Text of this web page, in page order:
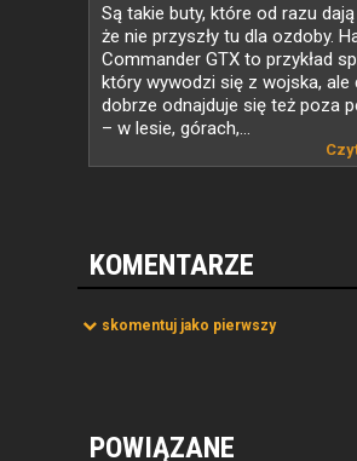
Są takie buty, które od razu
że nie przyszły tu dla ozdoby.
Commander GTX to przykład
który wywodzi się z wojska, ale
dobrze odnajduje się też poza
– w lesie, górach,...
KOMENTARZE
skomentuj jako pierwszy
POWIĄZANE